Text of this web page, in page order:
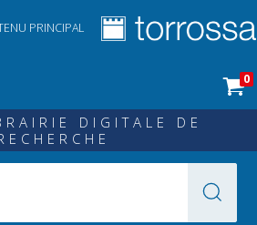
PRINCIPAL
0
DIGITALE DE